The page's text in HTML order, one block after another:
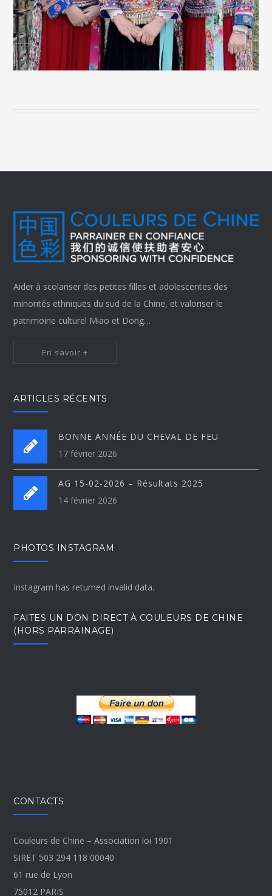
Aider à scolariser des petites filles et adolescentes des
minorités ethniques du sud de la Chine, et valoriser le
patrimoine culturel Miao et Dong…
En savoir +
ARTICLES RÉCENTS
BONNE ANNÉE DU CHEVAL DE FEU
17 février 2026
AG 15-02-2026 – Résultats 2025
14 février 2026
PHOTOS INSTAGRAM
Instagram has returned invalid data.
FAITES UN DON DIRECT À COULEURS DE CHINE
(HORS PARRAINAGE)
CONTACTS
Couleurs de Chine – Association loi 1901
SIRET 503 294 118 00040
61 rue de Lyon
75012 PARIS